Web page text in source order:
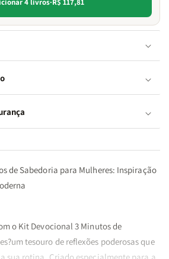
4 livros·R$ 117,81
de Sabedoria para Mulheres: Inspiração
o Kit Devocional 3 Minutos de
tesouro de reflexões poderosas que